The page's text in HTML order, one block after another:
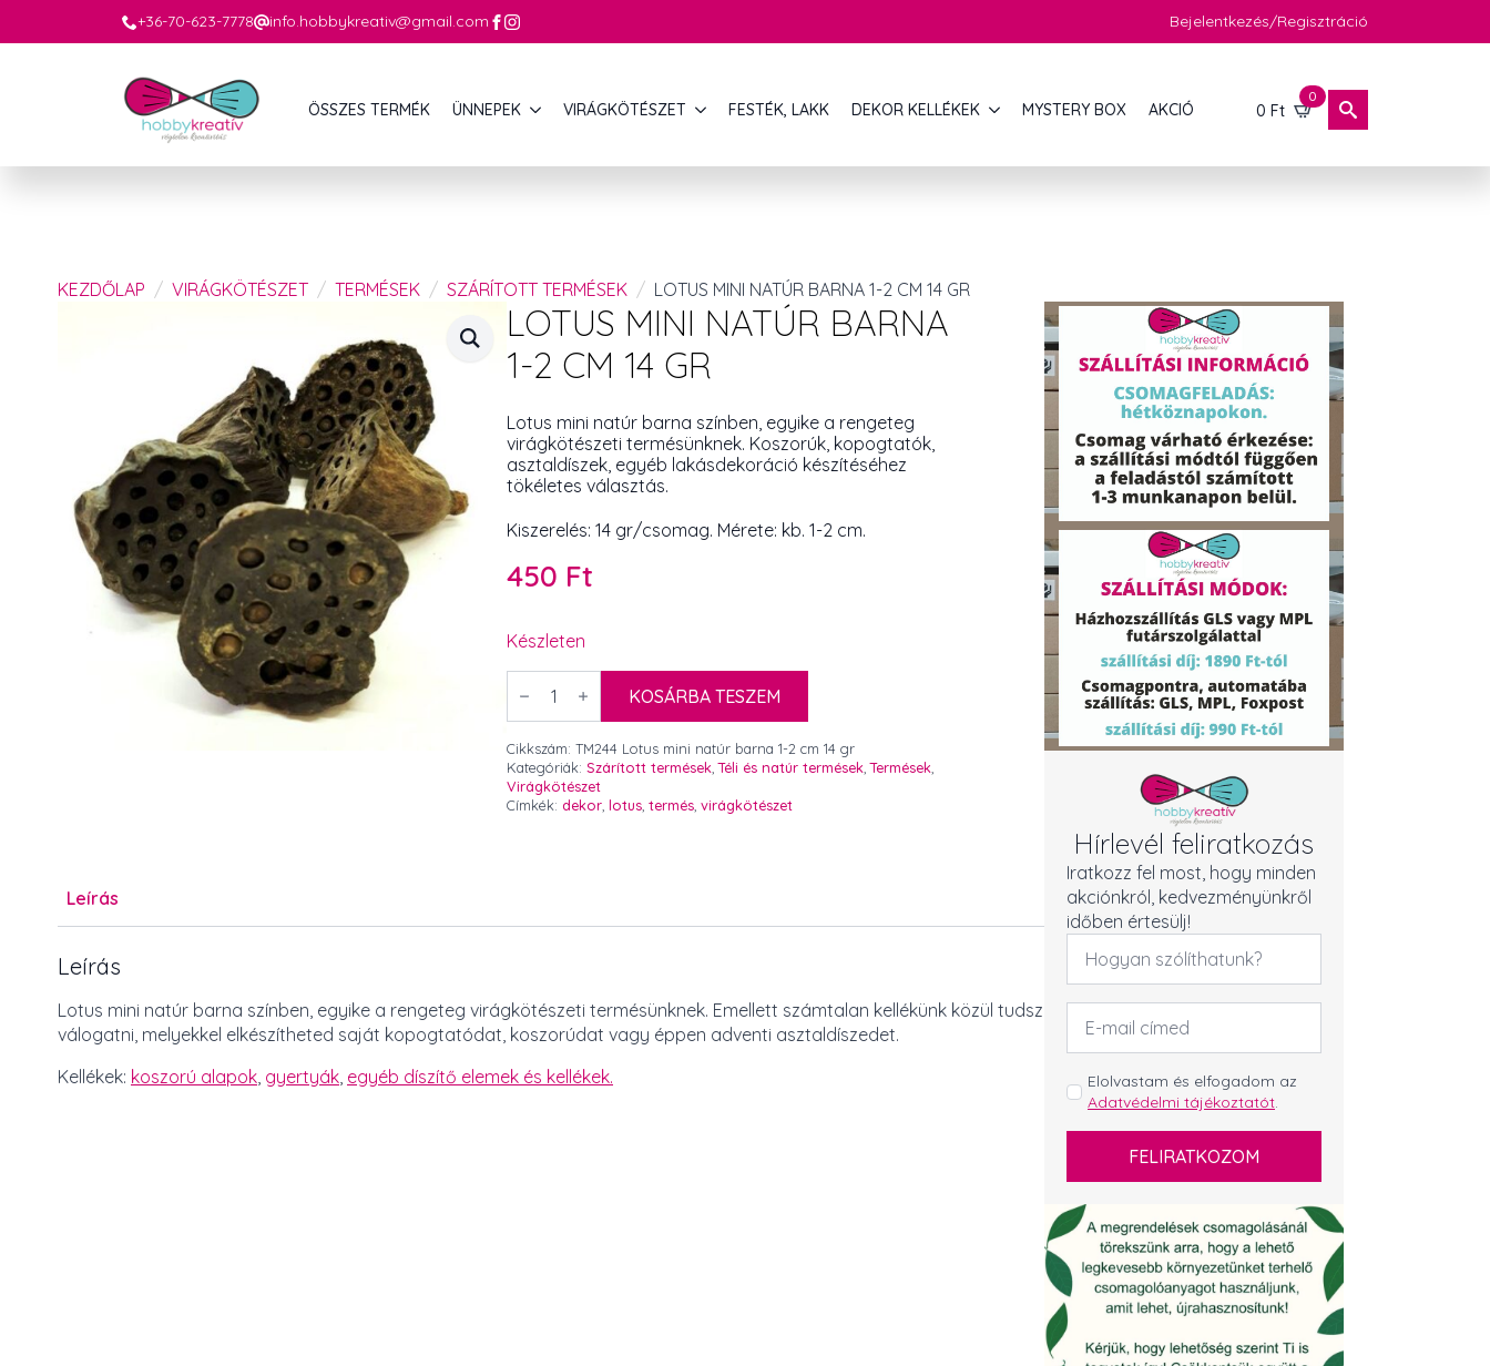
+36-70-623-7778 info.hobbykreativ@gmail.com Bejelentkezés/Regisztráció
ÖSSZES TERMÉK ÜNNEPEK VIRÁGKÖTÉSZET FESTÉK, LAKK DEKOR KELLÉKEK MYSTERY BOX AKCIÓ 0 Ft
0
KEZDŐLAP VIRÁGKÖTÉSZET TERMÉSEK SZÁRÍTOTT TERMÉSEK LOTUS MINI NATÚR BARNA 1-2 CM 14 GR
LOTUS MINI NATÚR BARNA
1-2 CM 14 GR
Lotus mini natúr barna színben, egyike a rengeteg
virágkötészeti termésünknek. Koszorúk, kopogtatók,
asztaldíszek, egyéb lakásdekoráció készítéséhez
tökéletes választás.
Kiszerelés: 14 gr/csomag. Mérete: kb. 1-2 cm.
450 Ft
Készleten
Lotus
mini
1-
2
cm
14
KOSÁRBA TESZEM
Cikkszám: TM244 Lotus mini natúr barna 1-2 cm 14 gr
Kategóriák: Szárított termések,Téli és natúr termések,Termések,
Virágkötészet
Címkék: dekor, lotus, termés, virágkötészet
Leírás
Leírás
Lotus mini natúr barna színben, egyike a rengeteg virágkötészeti termésünknek. Emellett számtalan kellékünk közül tudsz
válogatni, melyekkel elkészítheted saját kopogtatódat, koszorúdat vagy éppen adventi asztaldíszedet.
Kellékek: koszorú alapok, gyertyák, egyéb díszítő elemek és kellékek.
Hírlevél feliratkozás
Iratkozz fel most, hogy minden
akciónkról, kedvezményünkről
időben értesülj!
Név
Email
cím
GDPR
*
Elolvastam és elfogadom az
Adatvédelmi tájékoztatót.
FELIRATKOZOM